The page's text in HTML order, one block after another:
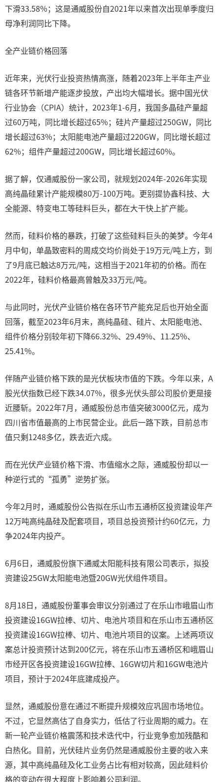
下滑33.58%；这是通威股份自2021年以来首次出现单季度归
母净利润同比下降。
全产业链价格回落
近年来，光伏行业投资热情高涨，随着2023年上半年主产业
链各环节新增产能逐步投放，产出均大幅增长。据中国光伏
行业协会（CPIA）统计，2023年1-6月，我国多晶硅产量超
过60万吨，同比增长超过65%；硅片产量超过250GW，同比
增长超过63%；太阳能电池产量超过220GW，同比增长超过
62%；组件产量超过200GW，同比增长超过60%。
据了解，仅通威股份一家公司，就规划2024年-2026年实现
高纯晶硅累计产能规模80万-100万吨。更别提协鑫科技、大
全能源、特变电工等硅料巨头，都在大干快上扩产能。
然而，硅料价格的暴跌，打破了这些硅料巨头的美梦。今年4
月中旬，单晶致密料的周成交均价尚处于19万元/吨上方，到
了9月底已触达8万元/吨，这相当于2021年初的价格。而在
2022年，硅料价格最高曾触及33万元/吨。
与此同时，光伏产业链价格在各环节产能充足后也开始全面
回落，截至2023年6月末，高纯晶硅、硅片、太阳能电池、
组件价格分别较年初下降66.32%、29.49%、11.25%、
25.41%。
伴随产业链价格下跌的是光伏板块市值的下跌。今年以来，A
股光伏指数已经下跌34.07%，很多光伏头部公司股价更是接
近腰斩。2022年7月，通威股份总市值突破3000亿元，成为
四川省市值最高的上市民营企业。此后一路下跌，目前总市
值只剩1248多亿，跌去近六成。
而在光伏产业链价格下滑、市值缩水之际，通威股份却以一
种逆行式的“孤勇”逆势扩张。
今年2月时，通威股份公告拟在乐山市五通桥区投资建设年产
12万吨高纯晶硅及配套项目，项目总投资预计约60亿元，力
争2024年内投产。
6月6日，通威股份旗下通威太阳能科技有限公司表示，拟投
资建设25GW太阳能电池暨20GW光伏组件项目。
8月18日，通威股份董事会审议分别通过了在乐山市峨眉山市
投资建设16GW拉棒、切片、电池片项目和在乐山市五通桥区
投资建设16GW拉棒、切片、电池片项目的议案。上述两项议
案总计投资预计达到200亿元，将在乐山市五通桥区和峨眉山
市经开区各投资建设16GW拉棒、16GW切片和16GW电池片
项目，预计于2024年底建成投产。
显然，通威股份意在通过不断提升规模效应巩固市场地位。
不过，它显然高估了自身实力，低估了行业周期的威力。在
新一轮产业链价格震荡和技术迭代中，行业竞争愈加残酷和
白热化。目前，光伏硅片业务仍然是通威股份主要的收入来
源，其中高纯晶硅及化工业务占比有相对较高，因此硅料价
格的变动在很大程度上影响着公司利润。